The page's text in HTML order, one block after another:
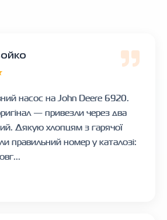
насос на John Deere 6920.
— привезли через два
Дякую хлопцям з гарячої
правильний номер у каталозі: